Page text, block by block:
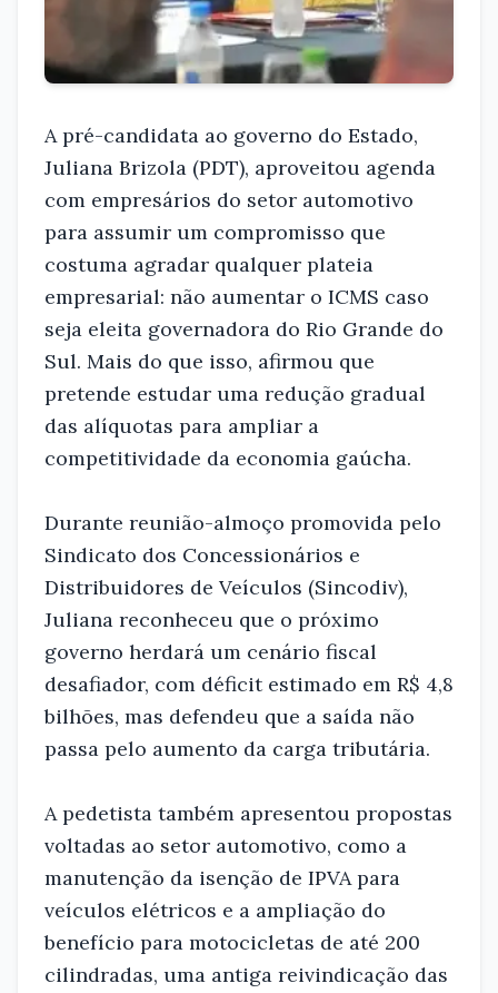
A pré-candidata ao governo do Estado,
Juliana Brizola (PDT), aproveitou agenda
com empresários do setor automotivo
para assumir um compromisso que
costuma agradar qualquer plateia
empresarial: não aumentar o ICMS caso
seja eleita governadora do Rio Grande do
Sul. Mais do que isso, afirmou que
pretende estudar uma redução gradual
das alíquotas para ampliar a
competitividade da economia gaúcha.
Durante reunião-almoço promovida pelo
Sindicato dos Concessionários e
Distribuidores de Veículos (Sincodiv),
Juliana reconheceu que o próximo
governo herdará um cenário fiscal
desafiador, com déficit estimado em R$ 4,8
bilhões, mas defendeu que a saída não
passa pelo aumento da carga tributária.
A pedetista também apresentou propostas
voltadas ao setor automotivo, como a
manutenção da isenção de IPVA para
veículos elétricos e a ampliação do
benefício para motocicletas de até 200
cilindradas, uma antiga reivindicação das